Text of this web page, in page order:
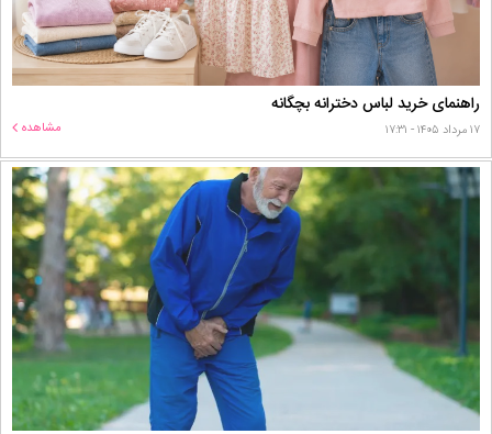
راهنمای خرید لباس دخترانه بچگانه
۱۷ مرداد ۱۴۰۵ - ۱۷:۳۱ مشاهده